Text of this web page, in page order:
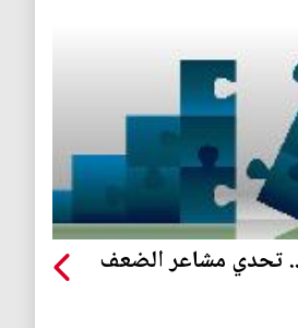
تحدي مشاعر الضعف